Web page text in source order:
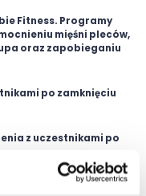
Fitness. Programy
mięśni pleców,
oraz zapobieganiu
po zamknięciu
z uczestnikami po
będą podane po